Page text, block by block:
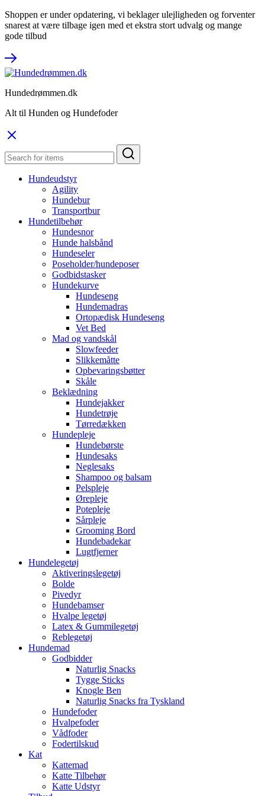
Shoppen er under opdatering, vi beklager ulejligheden og forventer
snarest at være tilbage igen med et ekstra stort udvalg og mange
gode tilbud
Hundedrømmen.dk
Alt til Hunden og Hundefoder
Hundeudstyr
Agility
Hundebur
Transportbur
Hundetilbehør
Hundesnor
Hunde halsbånd
Hundeseler
Poseholder/hundeposer
Godbidstasker
Hundekurve
Hundeseng
Hundemadras
Ortopædisk Hundeseng
Vet Bed
Mad og vandskål
Slowfeeder
Slikkemåtte
Opbevaringsbøtter
Skåle
Beklædning
Hundejakker
Hundetrøje
Tørredækken
Hundepleje
Hundebørste
Hundesaks
Neglesaks
Shampoo og balsam
Pelspleje
Ørepleje
Potepleje
Sårpleje
Grooming Bord
Hundebadekar
Lugtfjerner
Hundelegetøj
Aktiveringslegetøj
Bolde
Pivedyr
Hundebamser
Hvalpe legetøj
Latex & Gummilegetøj
Reblegetøj
Hundemad
Godbidder
Naturlig Snacks
Tygge Sticks
Knogle Ben
Naturlig Snacks fra Tyskland
Hundefoder
Hvalpefoder
Vådfoder
Fodertilskud
Kat
Kattemad
Katte Tilbehør
Katte Udstyr